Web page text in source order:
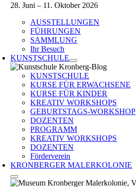
28. Juni – 11. Oktober 2026
AUSSTELLUNGEN
FÜHRUNGEN
SAMMLUNG
Ihr Besuch
KUNSTSCHULE
KUNSTSCHULE
KURSE FÜR ERWACHSENE
KURSE FÜR KINDER
KREATIV WORKSHOPS
GEBURTSTAGS-WORKSHOP
DOZENTEN
PROGRAMM
KREATIV WORKSHOPS
DOZENTEN
Förderverein
KRONBERGER MALERKOLONIE